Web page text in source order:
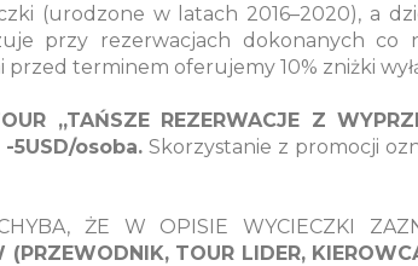
(urodzone w latach 2016–2020), a
przy rezerwacjach dokonanych
terminem oferujemy 10% zniżki
„TAŃSZE REZERWACJE Z
-5USD/osoba.Skorzystanie z promocji
ŻE W OPISIE WYCIECZKI
TOUR LIDER,